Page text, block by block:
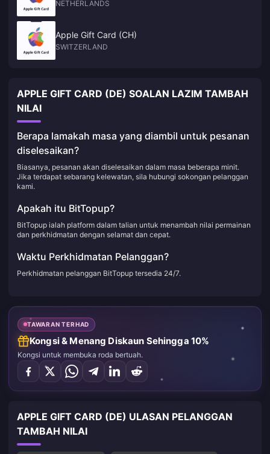
NETHERLANDS
Apple Gift Card (CH)
SWITZERLAND
APPLE GIFT CARD (DE) SOALAN LAZIM TAMBAH
NILAI
Berapa lamakah masa yang diambil untuk pesanan
diselesaikan?
Biasanya, pesanan akan diselesaikan dalam masa beberapa minit.
Jika terdapat sebarang kelewatan, sila hubungi sokongan pelanggan
kami.
Apakah itu BitTopup?
BitTopup ialah platform dalam talian untuk menambah nilai permainan
dan perkhidmatan dengan selamat dan cepat.
Waktu Perkhidmatan Pelanggan?
Perkhidmatan pelanggan BitTopup tersedia 24/7.
TAWARAN TERHAD
Kongsi & Menang Diskaun Sehingga 10%
Kongsi untuk membuka roda bertuah.
APPLE GIFT CARD (DE) ULASAN PELANGGAN
TAMBAH NILAI